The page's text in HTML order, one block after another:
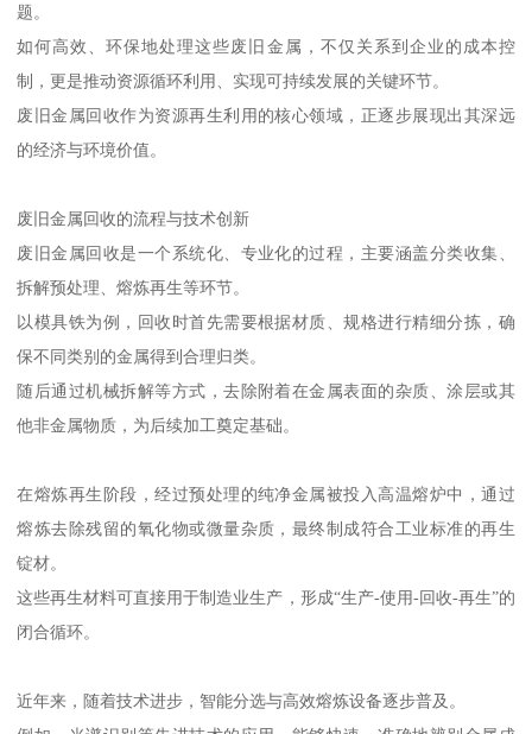
题。
如何高效、环保地处理这些废旧金属，不仅关系到企业的成本控
制，更是推动资源循环利用、实现可持续发展的关键环节。
废旧金属回收作为资源再生利用的核心领域，正逐步展现出其深远
的经济与环境价值。
废旧金属回收的流程与技术创新
废旧金属回收是一个系统化、专业化的过程，主要涵盖分类收集、
拆解预处理、熔炼再生等环节。
以模具铁为例，回收时首先需要根据材质、规格进行精细分拣，确
保不同类别的金属得到合理归类。
随后通过机械拆解等方式，去除附着在金属表面的杂质、涂层或其
他非金属物质，为后续加工奠定基础。
在熔炼再生阶段，经过预处理的纯净金属被投入高温熔炉中，通过
熔炼去除残留的氧化物或微量杂质，最终制成符合工业标准的再生
锭材。
这些再生材料可直接用于制造业生产，形成“生产-使用-回收-再生”的
闭合循环。
近年来，随着技术进步，智能分选与高效熔炼设备逐步普及。